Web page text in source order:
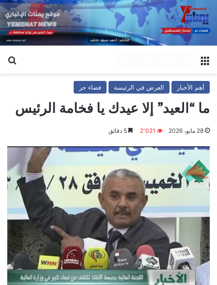
أهم الأخبار العرض في الرئيسة فضاء حر
ما “العيد” إلا عيدك يا فخامة الرئيس
28 مايو، 2026 2٬021